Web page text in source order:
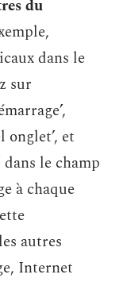
du
dans le
sur
onglet’, et
le champ
à chaque
autres
Internet